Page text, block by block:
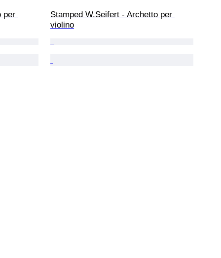
per
Stamped W.Seifert - Archetto per
violino